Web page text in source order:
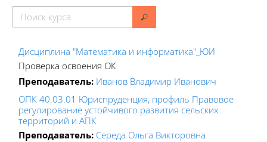
Поиск курса
Поиск курса
Дисциплина "Математика и информатика"_ЮИ
Проверка освоения ОК
Преподаватель: Иванов Владимир Иванович
ОПК 40.03.01 Юриспруденция, профиль Правовое
регулирование устойчивого развития сельских
территорий и АПК
Преподаватель: Середа Ольга Викторовна